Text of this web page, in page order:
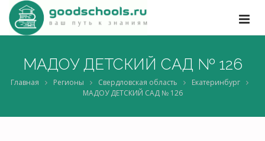
МАДОУ ДЕТСКИЙ САД № 126
Главная Регионы Свердловская область
Екатеринбург
МАДОУ ДЕТСКИЙ САД № 126